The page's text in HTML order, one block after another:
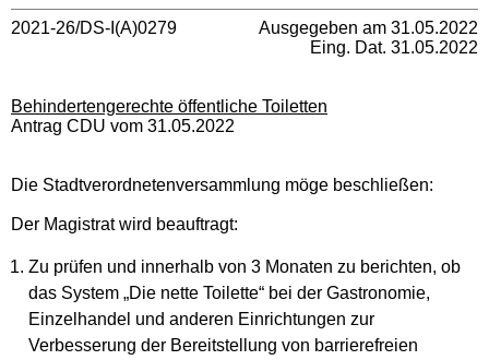
2021-26/DS-I(A)0279
Ausgegeben am 31.05.2022
Eing. Dat. 31.05.2022
Behindertengerechte öffentliche Toiletten
Antrag CDU vom 31.05.2022
Die Stadtverordnetenversammlung möge beschließen:
Der Magistrat wird beauftragt:
Zu prüfen und innerhalb von 3 Monaten zu berichten, ob
das System „Die nette Toilette“ bei der Gastronomie,
Einzelhandel und anderen Einrichtungen zur
Verbesserung der Bereitstellung von barrierefreien